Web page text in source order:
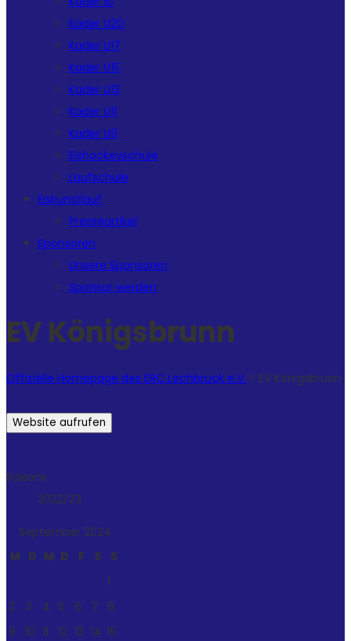
Kader U20
Kader U17
Kader U15
Kader U13
Kader U11
Kader U9
Eishockeyschule
Laufschule
Eiskunstlauf
Presseartikel
Sponsoren
Unsere Sponsoren
Sponsor werden
EV Königsbrunn
Offizielle Homepage des ERC Lechbruck e.V. > EV Königsbrunn
Saisons
2022/23
September 2024
M D M D F S S
1
2
3 4 5 6 7
8
9
10 11 12 13 14 15